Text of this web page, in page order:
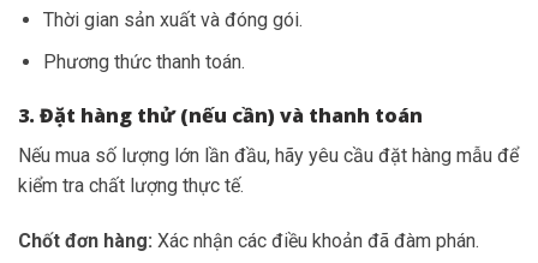
Thời gian sản xuất và đóng gói.
Phương thức thanh toán.
3. Đặt hàng thử (nếu cần) và thanh toán
Nếu mua số lượng lớn lần đầu, hãy yêu cầu đặt hàng mẫu để
kiểm tra chất lượng thực tế.
Chốt đơn hàng: Xác nhận các điều khoản đã đàm phán.